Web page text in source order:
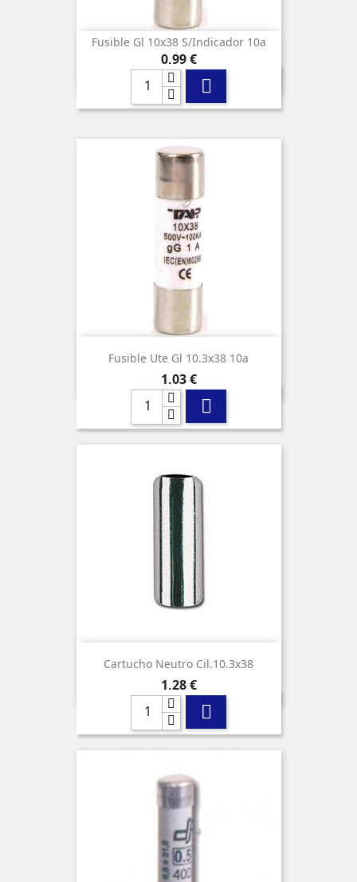
Fusible Gl 10x38 S/indicador 10a
Precio
0,99 €

Fusible Ute Gl 10.3x38 10a
Precio
1,03 €

Cartucho Neutro Cil.10.3x38
Precio
1,28 €
